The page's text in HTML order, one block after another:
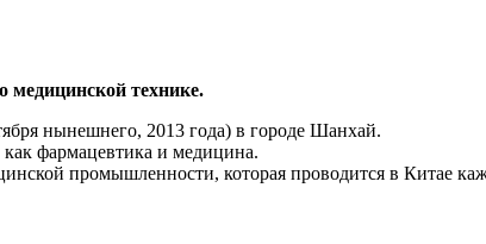
медицинской технике.
нынешнего, 2013 года) в городе Шанхай.
фармацевтика и медицина.
промышленности, которая проводится в Китае